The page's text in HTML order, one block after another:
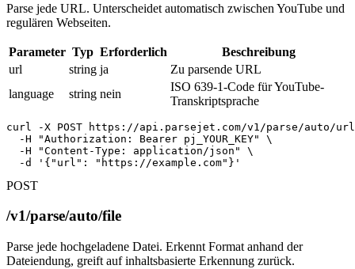
Parse jede URL. Unterscheidet automatisch zwischen YouTube und
regulären Webseiten.
Parameter Typ Erforderlich
Beschreibung
url
string ja
Zu parsende URL
language
string nein
ISO 639-1-Code für YouTube-
Transkriptsprache
curl -X POST https://api.parsejet.com/v1/parse/auto/
  -H "Authorization: Bearer pj_YOUR_KEY" \
  -H "Content-Type: application/json" \
  -d '{"url": "https://example.com"}'
POST
/v1/parse/auto/file
Parse jede hochgeladene Datei. Erkennt Format anhand der
Dateiendung, greift auf inhaltsbasierte Erkennung zurück.